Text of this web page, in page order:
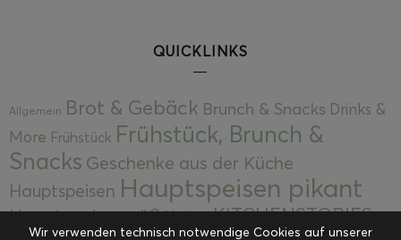
QUICKLINKS
Allgemein Brot & Gebäck Brunch & Snacks Drinks &
More Frühstück Frühstück, Brunch &
Snacks Geschenke aus der Küche
Hauptspeisen Hauptspeisen pikant
Hauptspeisen süßKekseKITCHENSTORIES
Wir verwenden technisch notwendige Cookies auf unserer